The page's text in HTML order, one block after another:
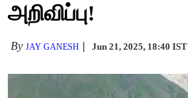
அறிவிப்பு!
ByJAY GANESH Jun 21, 2025, 18:40 IST